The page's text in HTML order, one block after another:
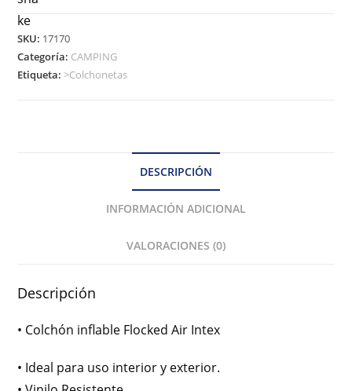
SKU: 17170
Categoría: CAMPING
Etiqueta:>Colchonetas
DESCRIPCIÓN
INFORMACIÓN ADICIONAL
VALORACIONES (0)
Descripción
• Colchón inflable Flocked Air Intex
• Ideal para uso interior y exterior.